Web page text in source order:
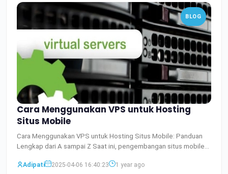
BLOG
Cara Menggunakan VPS untuk Hosting
Situs Mobile
Cara Menggunakan VPS untuk Hosting Situs Mobile: Panduan
Lengkap dari A sampai Z Saat ini, pengembangan situs mobile
Adipati
2025-04-06 16:40:23 1 year ago